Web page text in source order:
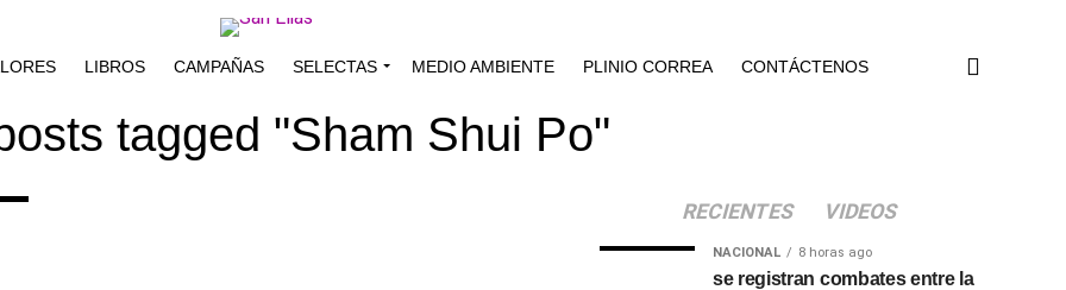
LIBROS CAMPAÑAS SELECTAS MEDIO AMBIENTE PLINIO CORREA CONTÁCTENOS
tagged "Sham Shui Po"
RECIENTES VIDEOS
NACIONAL 8 horas ago
se registran combates entre la